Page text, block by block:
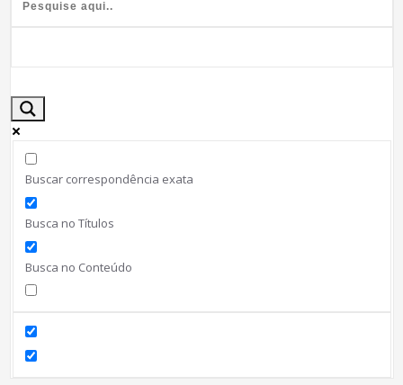
Buscar correspondência exata
Busca no Títulos
Busca no Conteúdo